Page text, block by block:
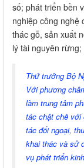
số; phát triển bền
nghiệp công nghệ
thác gỗ, sản xuất
lý tài nguyên
Thứ trưởng Bộ
Với phương
làm trung tâm
tác chặt chẽ với
tác đối ngoại,
khai thác và sử
vụ phát triển